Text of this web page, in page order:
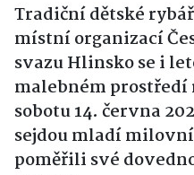
Tradiční dětské
místní organizací
svazu Hlinsko se i
malebném
sobotu 14. června
sejdou mladí
poměřili své